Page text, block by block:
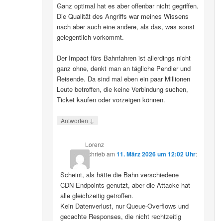
Ganz optimal hat es aber offenbar nicht gegriffen.
Die Qualität des Angriffs war meines Wissens
nach aber auch eine andere, als das, was sonst
gelegentlich vorkommt.
Der Impact fürs Bahnfahren ist allerdings nicht
ganz ohne, denkt man an tägliche Pendler und
Reisende. Da sind mal eben ein paar Millionen
Leute betroffen, die keine Verbindung suchen,
Ticket kaufen oder vorzeigen können.
Antworten ↓
Lorenz
schriebam11. März 2026 um 12:02 Uhr:
Scheint, als hätte die Bahn verschiedene
CDN‑Endpoints genutzt, aber die Attacke hat
alle gleichzeitig getroffen.
Kein Datenverlust, nur Queue‑Overflows und
gecachte Responses, die nicht rechtzeitig